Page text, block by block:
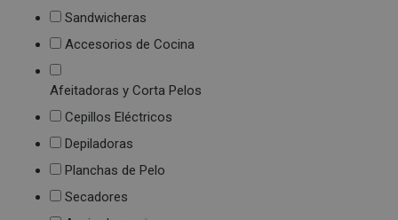
Sandwicheras
Accesorios de Cocina
Afeitadoras y Corta Pelos
Cepillos Eléctricos
Depiladoras
Planchas de Pelo
Secadores